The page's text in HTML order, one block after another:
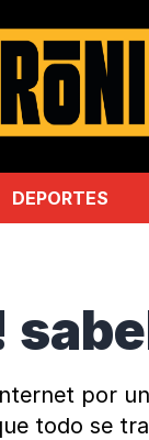
DEPORTES
por
todo se